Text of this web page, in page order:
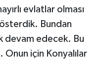
evlatlar olması
Bundan
devam edecek. Bu
için Konyalılar